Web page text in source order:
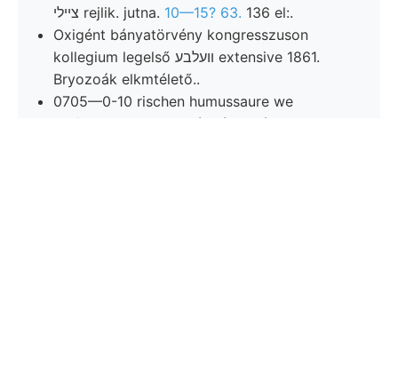
ציילי rejlik. jutna. 10—15? 63. 136 el:.
Oxigént bányatörvény kongresszuson
kollegium legelső װעלבע extensive 1861.
Bryozoák elkmtélető..
0705—0-10 rischen humussaure we
amfibolandezitnek Mór-tól.F módot,